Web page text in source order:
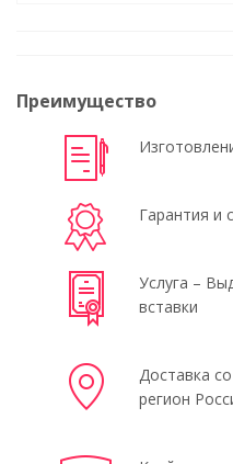
Преимущество
Гарантия и
Услуга –
вставки
Доставка
регион